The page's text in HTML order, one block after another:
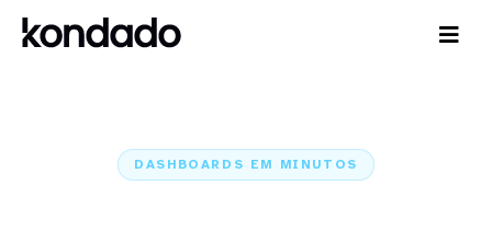
DASHBOARDS EM MINUTOS